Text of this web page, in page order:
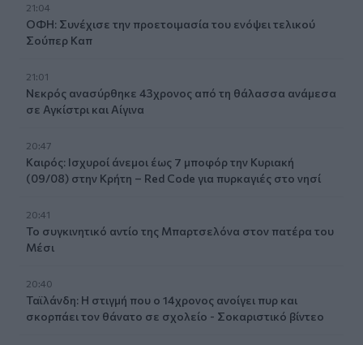
21:04
ΟΦΗ: Συνέχισε την προετοιμασία του ενόψει τελικού
Σούπερ Καπ
21:01
Νεκρός ανασύρθηκε 43χρονος από τη θάλασσα ανάμεσα
σε Αγκίστρι και Αίγινα
20:47
Καιρός: Ισχυροί άνεμοι έως 7 μποφόρ την Κυριακή
(09/08) στην Κρήτη – Red Code για πυρκαγιές στο νησί
20:41
Το συγκινητικό αντίο της Μπαρτσελόνα στον πατέρα του
Μέσι
20:40
Ταϊλάνδη: Η στιγμή που ο 14χρονος ανοίγει πυρ και
σκορπάει τον θάνατο σε σχολείο - Σοκαριστικό βίντεο